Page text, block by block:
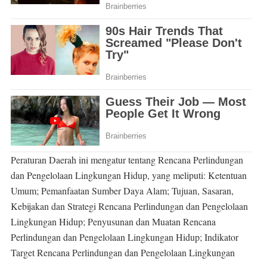
Peraturan Daerah ini mengatur tentang Rencana Perlindungan
dan Pengelolaan Lingkungan Hidup, yang meliputi: Ketentuan
Umum; Pemanfaatan Sumber Daya Alam; Tujuan, Sasaran,
Kebijakan dan Strategi Rencana Perlindungan dan Pengelolaan
Lingkungan Hidup; Penyusunan dan Muatan Rencana
Perlindungan dan Pengelolaan Lingkungan Hidup; Indikator
Target Rencana Perlindungan dan Pengelolaan Lingkungan